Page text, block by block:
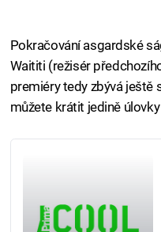
Pokračování asgardské
Waititi (režisér
premiéry tedy zbývá ještě
můžete krátit jedině